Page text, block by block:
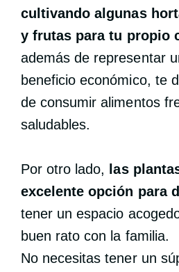
cultivando algunas
y frutas para tu propio
además de representar
beneficio económico, te
de consumir alimentos
saludables.
Por otro lado,
las
excelente opción para
tener un espacio
buen rato con la familia.
No necesitas tener un